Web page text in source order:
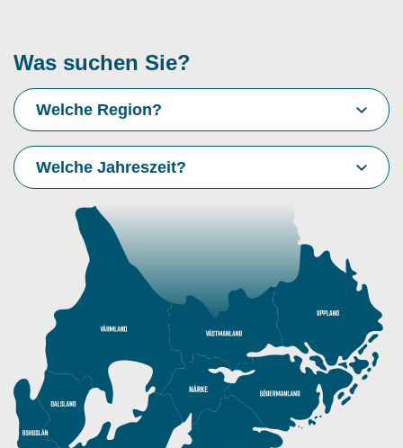
Was suchen Sie?
Welche Region?
Welche Jahreszeit?